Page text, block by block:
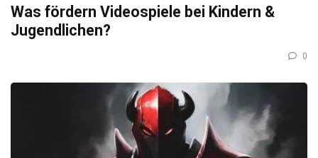
Was fördern Videospiele bei Kindern &
Jugendlichen?
0